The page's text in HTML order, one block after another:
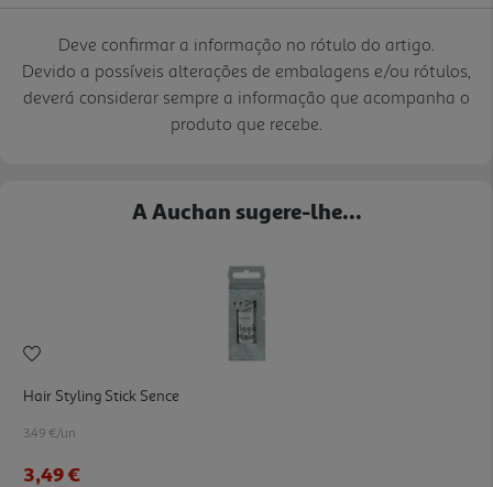
Deve confirmar a informação no rótulo do artigo.
Devido a possíveis alterações de embalagens e/ou rótulos,
deverá considerar sempre a informação que acompanha o
produto que recebe.
A Auchan sugere-lhe...
Hair Styling Stick Sence
3.49 €/un
3,49 €